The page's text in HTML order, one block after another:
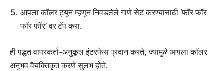
आपला कॉलर ट्यून म्हणून निवडलेले गाणे सेट करण्यासाठी ‘फॉर फॉर
फॉर फॉर’ वर टॅप करा.
ही पद्धत वापरकर्ता-अनुकूल इंटरफेस प्रदान करते, ज्यामुळे आपला कॉलर
अनुभव वैयक्तिकृत करणे सुलभ होते.